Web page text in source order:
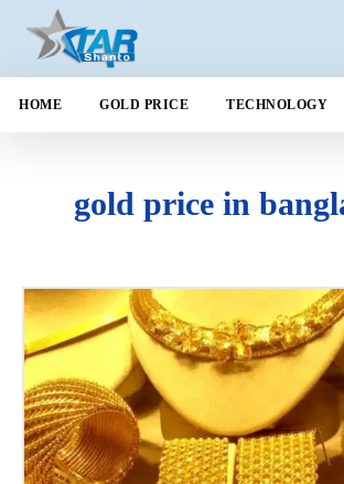
HOME GOLD PRICE TECHNOLOGY
gold price in